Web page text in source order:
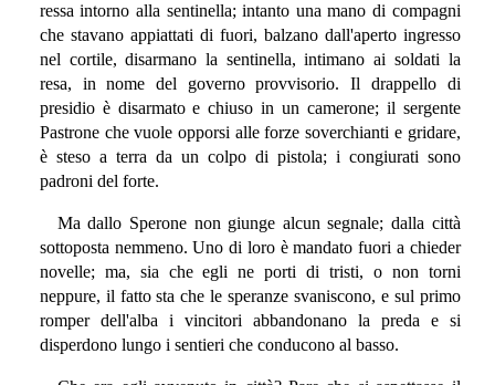
ressa intorno alla sentinella; intanto una mano di compagni
che stavano appiattati di fuori, balzano dall'aperto ingresso
nel cortile, disarmano la sentinella, intimano ai soldati la
resa, in nome del governo provvisorio. Il drappello di
presidio è disarmato e chiuso in un camerone; il sergente
Pastrone che vuole opporsi alle forze soverchianti e gridare,
è steso a terra da un colpo di pistola; i congiurati sono
padroni del forte.
Ma dallo Sperone non giunge alcun segnale; dalla città
sottoposta nemmeno. Uno di loro è mandato fuori a chieder
novelle; ma, sia che egli ne porti di tristi, o non torni
neppure, il fatto sta che le speranze svaniscono, e sul primo
romper dell'alba i vincitori abbandonano la preda e si
disperdono lungo i sentieri che conducono al basso.